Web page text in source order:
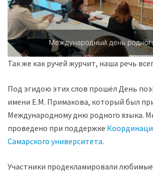
Так же как ручей журчит, наша речь
Под эгидою этих слов прошёл День
имени Е.М. Примакова, который был
Международному дню родного языка.
проведено при поддержке
Самарского университета.
Участники продекламировали